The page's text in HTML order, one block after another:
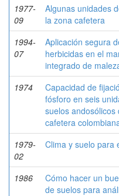
1977-
09
Algunas unidades
la zona cafetera
1994-
07
Aplicación segura
herbicidas en el
integrado de
1974
Capacidad de
fósforo en seis
suelos andosólicos
cafetera
1979-
02
Clima y suelo para
1986
Cómo hacer un
de suelos para